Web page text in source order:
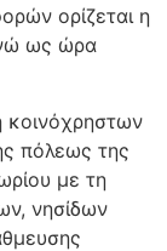
ορίζεται η
ως ώρα
κοινόχρηστων
πόλεως της
με τη
νησίδων